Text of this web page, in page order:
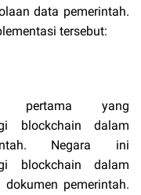
data pemerintah.
tersebut:
pertama yang
blockchain dalam
Negara ini
blockchain dalam
pemerintah.